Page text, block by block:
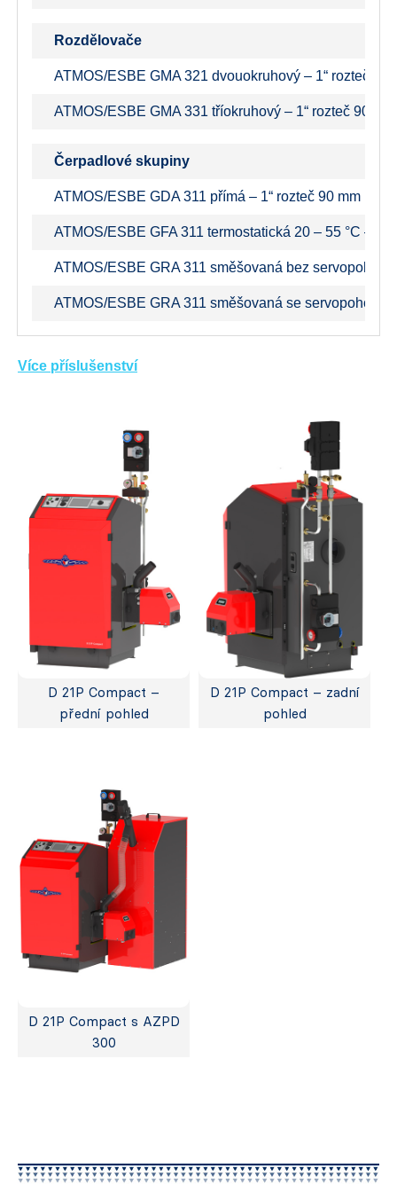
Rozdělovače
ATMOS/ESBE GMA 321 dvouokruhový – 1“ rozteč 90
ATMOS/ESBE GMA 331 tříokruhový – 1“ rozteč 90 mm
Čerpadlové skupiny
ATMOS/ESBE GDA 311 přímá – 1“ rozteč 90 mm
ATMOS/ESBE GFA 311 termostatická 20 – 55 °C –
ATMOS/ESBE GRA 311 směšovaná bez servopohonu
ATMOS/ESBE GRA 311 směšovaná se
Více příslušenství
D 21P Compact –
přední pohled
D 21P Compact – zadní
pohled
D 21P Compact s AZPD
300